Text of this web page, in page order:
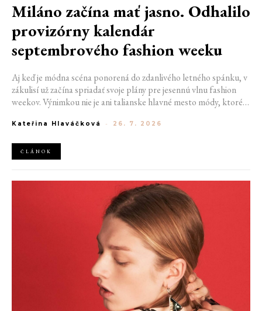
Miláno začína mať jasno. Odhalilo
provizórny kalendár
septembrového fashion weeku
Aj keď je módna scéna ponorená do zdanlivého letného spánku, v
zákulisí už začína spriadať svoje plány pre jesennú vlnu fashion
weekov. Výnimkou nie je ani talianske hlavné mesto módy, ktoré
od 22. do 28. septembra privíta tradičné mená, pozornosť však
značky Moschino.
Kateřina Hlaváčková - 26. 7. 2026
ČLÁNOK